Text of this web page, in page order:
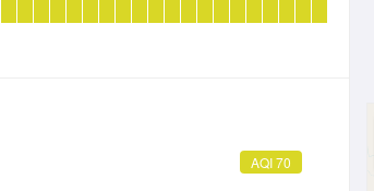
AQI 70